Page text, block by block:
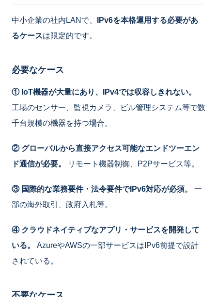
中小企業の社内LANで、
IPv6を本格運用する必要があ
るケースは限定的です。
必要なケース
① IoT機器が大量にあり、IPv4では収容しきれない。
工場のセンサー、監視カメラ、ビル管理システム等で数
千台規模の機器を持つ場合。
② グローバルから直接アクセス可能なエンドツーエン
ド通信が必要。
リモート機器制御、P2Pサービス等。
③ 国際的な業務要件・法令要件でIPv6対応が必須。
一
部の海外取引、政府入札等。
④ クラウドネイティブなアプリ・サービスを開発して
いる。
AzureやAWSの一部サービスはIPv6前提で設計
されている。
不要なケース